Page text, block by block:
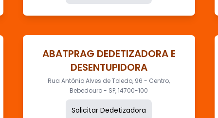
ABATPRAG DEDETIZADORA E
DESENTUPIDORA
Rua Antônio Alves de Toledo, 96 - Centro,
Bebedouro - SP, 14700-100
Solicitar Dedetizadora